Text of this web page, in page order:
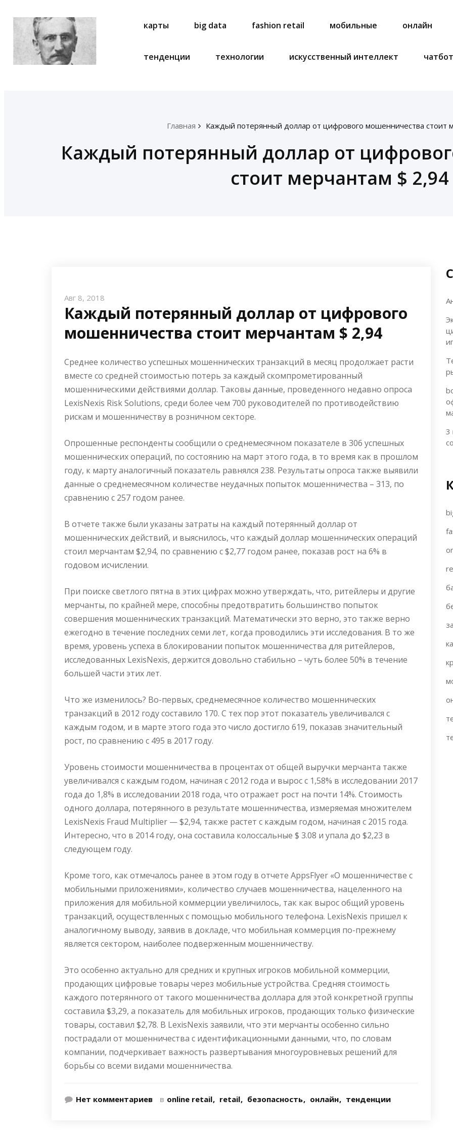
карты big data fashion retail мобильные онлайн
тенденции технологии искусственный интеллект
Главная Каждый потерянный доллар от цифрового мошенничества стоит
Каждый потерянный доллар от
стоит мерчантам $ 2,94
Авг 8, 2018
Каждый потерянный доллар от цифрового
мошенничества стоит мерчантам $ 2,94
Среднее количество успешных мошеннических транзакций в месяц продолжает расти
вместе со средней стоимостью потерь за каждый скомпрометированный
мошенническими действиями доллар. Таковы данные, проведенного недавно опроса
LexisNexis Risk Solutions, среди более чем 700 руководителей по противодействию
рискам и мошенничеству в розничном секторе.
Опрошенные респонденты сообщили о среднемесячном показателе в 306 успешных
мошеннических операций, по состоянию на март этого года, в то время как в прошлом
году, к марту аналогичный показатель равнялся 238. Результаты опроса также выявили
данные о среднемесячном количестве неудачных попыток мошенничества – 313, по
сравнению с 257 годом ранее.
В отчете также были указаны затраты на каждый потерянный доллар от
мошеннических действий, и выяснилось, что каждый доллар мошеннических операций
стоил мерчантам $2,94, по сравнению с $2,77 годом ранее, показав рост на 6% в
годовом исчислении.
При поиске светлого пятна в этих цифрах можно утверждать, что, ритейлеры и другие
мерчанты, по крайней мере, способны предотвратить большинство попыток
совершения мошеннических транзакций. Математически это верно, это также верно
ежегодно в течение последних семи лет, когда проводились эти исследования. В то же
время, уровень успеха в блокировании попыток мошенничества для ритейлеров,
исследованных LexisNexis, держится довольно стабильно – чуть более 50% в течение
большей части этих лет.
Что же изменилось? Во-первых, среднемесячное количество мошеннических
транзакций в 2012 году составило 170. С тех пор этот показатель увеличивался с
каждым годом, и в марте этого года это число достигло 619, показав значительный
рост, по сравнению с 495 в 2017 году.
Уровень стоимости мошенничества в процентах от общей выручки мерчанта также
увеличивался с каждым годом, начиная с 2012 года и вырос с 1,58% в исследовании 2017
года до 1,8% в исследовании 2018 года, что отражает рост на почти 14%. Стоимость
одного доллара, потерянного в результате мошенничества, измеряемая множителем
LexisNexis Fraud Multiplier — $2,94, также растет с каждым годом, начиная с 2015 года.
Интересно, что в 2014 году, она составила колоссальные $ 3.08 и упала до $2,23 в
следующем году.
Кроме того, как отмечалось ранее в этом году в отчете AppsFlyer «О мошенничестве с
мобильными приложениями», количество случаев мошенничества, нацеленного на
приложения для мобильной коммерции увеличилось, так как вырос общий уровень
транзакций, осуществленных с помощью мобильного телефона. LexisNexis пришел к
аналогичному выводу, заявив в докладе, что мобильная коммерция по-прежнему
является сектором, наиболее подверженным мошенничеству.
Это особенно актуально для средних и крупных игроков мобильной коммерции,
продающих цифровые товары через мобильные устройства. Средняя стоимость
каждого потерянного от такого мошенничества доллара для этой конкретной группы
составила $3,29, а показатель для мобильных игроков, продающих только физические
товары, составил $2,78. В LexisNexis заявили, что эти мерчанты особенно сильно
пострадали от мошенничества с идентификационными данными, что, по словам
компании, подчеркивает важность развертывания многоуровневых решений для
борьбы со всеми видами мошенничества.
Нет комментариев в online retail retail безопасность онлайн тенденции
3